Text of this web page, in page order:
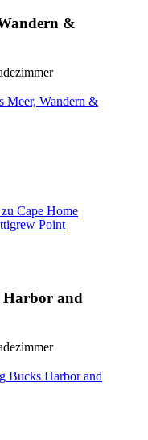
&
Meer, Wandern &
Cape Home
Point
Harbor and
Bucks Harbor and